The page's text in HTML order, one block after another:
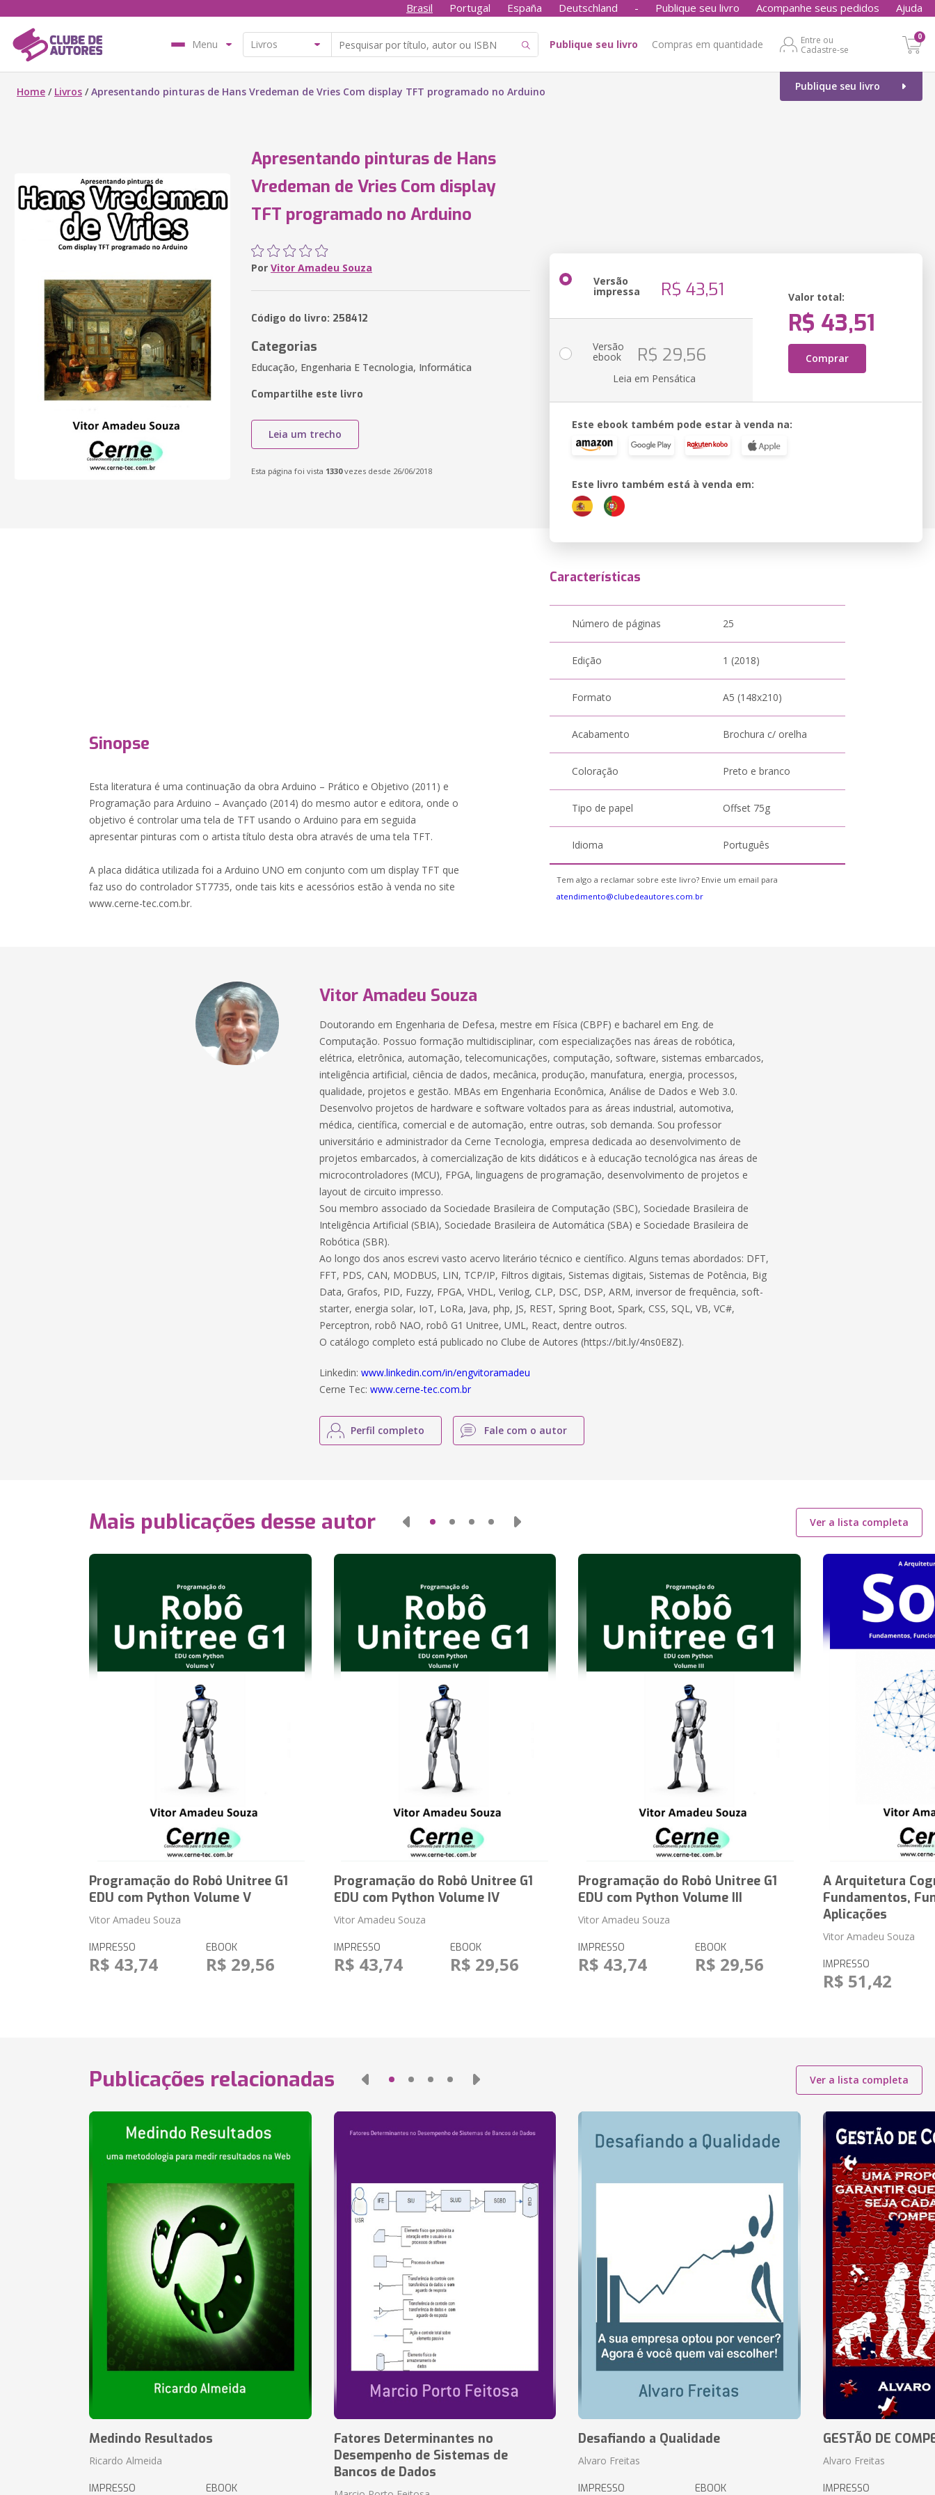
Brasil Portugal España Deutschland - Publique seu livro Acompanhe seus pedidos Ajuda
Menu Publique seu livro Compras em quantidade
Entre ou
Cadastre-se
0
Publique seu livro
Home / Livros /Apresentando pinturas de Hans Vredeman de Vries Com display TFT programado no Arduino
Apresentando pinturas de Hans
Vredeman de Vries Com display
TFT programado no Arduino
Por Vitor Amadeu Souza
Código do livro: 258412
Categorias
Educação, Engenharia E Tecnologia, Informática
Compartilhe este livro
Leia um trecho
Esta página foi vista 1330vezes desde 26/06/2018
Versão
impressa R$ 43,51 Valor total:
R$ 43,51
Comprar
Versão
ebook R$ 29,56
Leia em Pensática
Este ebook também pode estar à venda na:
Este livro também está à venda em:
Sinopse
Esta literatura é uma continuação da obra Arduino – Prático e Objetivo (2011) e
Programação para Arduino – Avançado (2014) do mesmo autor e editora, onde o
objetivo é controlar uma tela de TFT usando o Arduino para em seguida
apresentar pinturas com o artista título desta obra através de uma tela TFT.
A placa didática utilizada foi a Arduino UNO em conjunto com um display TFT que
faz uso do controlador ST7735, onde tais kits e acessórios estão à venda no site
www.cerne-tec.com.br.
Características
Número de páginas 25
Edição 1 (2018)
Formato A5 (148x210)
Acabamento Brochura c/ orelha
Coloração Preto e branco
Tipo de papel Offset 75g
Idioma Português
Tem algo a reclamar sobre este livro? Envie um email para
atendimento@clubedeautores.com.br
Vitor Amadeu Souza
Doutorando em Engenharia de Defesa, mestre em Física (CBPF) e bacharel em Eng. de
Computação. Possuo formação multidisciplinar, com especializações nas áreas de robótica,
elétrica, eletrônica, automação, telecomunicações, computação, software, sistemas embarcados,
inteligência artificial, ciência de dados, mecânica, produção, manufatura, energia, processos,
qualidade, projetos e gestão. MBAs em Engenharia Econômica, Análise de Dados e Web 3.0.
Desenvolvo projetos de hardware e software voltados para as áreas industrial, automotiva,
médica, científica, comercial e de automação, entre outras, sob demanda. Sou professor
universitário e administrador da Cerne Tecnologia, empresa dedicada ao desenvolvimento de
projetos embarcados, à comercialização de kits didáticos e à educação tecnológica nas áreas de
microcontroladores (MCU), FPGA, linguagens de programação, desenvolvimento de projetos e
layout de circuito impresso.
Sou membro associado da Sociedade Brasileira de Computação (SBC), Sociedade Brasileira de
Inteligência Artificial (SBIA), Sociedade Brasileira de Automática (SBA) e Sociedade Brasileira de
Robótica (SBR).
Ao longo dos anos escrevi vasto acervo literário técnico e científico. Alguns temas abordados: DFT,
FFT, PDS, CAN, MODBUS, LIN, TCP/IP, Filtros digitais, Sistemas digitais, Sistemas de Potência, Big
Data, Grafos, PID, Fuzzy, FPGA, VHDL, Verilog, CLP, DSC, DSP, ARM, inversor de frequência, soft-
starter, energia solar, IoT, LoRa, Java, php, JS, REST, Spring Boot, Spark, CSS, SQL, VB, VC#,
Perceptron, robô NAO, robô G1 Unitree, UML, React, dentre outros.
O catálogo completo está publicado no Clube de Autores (https://bit.ly/4ns0E8Z).
Linkedin:www.linkedin.com/in/engvitoramadeu
Cerne Tec:www.cerne-tec.com.br
Perfil completo Fale com o autor
Mais publicações desse autor Ver a lista completa
Programação do Robô Unitree G1
EDU com Python Volume V
Vitor Amadeu Souza
IMPRESSO
R$ 43,74
EBOOK
R$ 29,56
Programação do Robô Unitree G1
EDU com Python Volume IV
Vitor Amadeu Souza
IMPRESSO
R$ 43,74
EBOOK
R$ 29,56
Programação do Robô Unitree G1
EDU com Python Volume III
Vitor Amadeu Souza
IMPRESSO
R$ 43,74
EBOOK
R$ 29,56
A Arquitetura
Fundamentos,
Aplicações
Vitor Amadeu Souza
IMPRESSO
R$ 51,42
Publicações relacionadas Ver a lista completa
Medindo Resultados
Ricardo Almeida
IMPRESSO EBOOK
Fatores Determinantes no
Desempenho de Sistemas de
Bancos de Dados
Desafiando a Qualidade
Alvaro Freitas
IMPRESSO EBOOK
GESTÃO DE
Alvaro Freitas
IMPRESSO